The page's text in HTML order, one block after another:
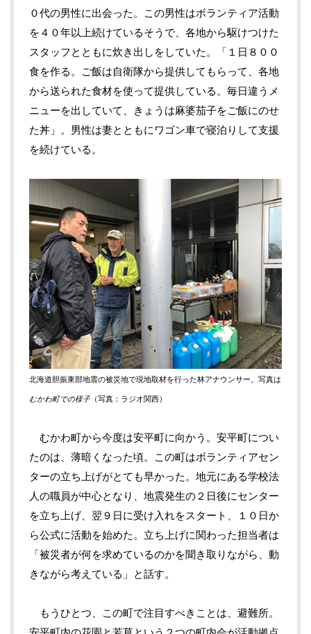
０代の男性に出会った。この男性はボランティア活動
を４０年以上続けているそうで、各地から駆けつけた
スタッフとともに炊き出しをしていた。「１日８００
食を作る。ご飯は自衛隊から提供してもらって、各地
から送られた食材を使って提供している。毎日違うメ
ニューを出していて、きょうは麻婆茄子をご飯にのせ
た丼」。男性は妻とともにワゴン車で寝泊りして支援
を続けている。
北海道胆振東部地震の被災地で現地取材を行った林アナウンサー。写真は
むかわ町での様子 （写真：ラジオ関西）
むかわ町から今度は安平町に向かう。安平町につい
たのは、薄暗くなった頃。この町はボランティアセン
ターの立ち上げがとても早かった。地元にある学校法
人の職員が中心となり、地震発生の２日後にセンター
を立ち上げ、翌９日に受け入れをスタート、１０日か
ら公式に活動を始めた。立ち上げに関わった担当者は
「被災者が何を求めているのかを聞き取りながら、動
きながら考えている」と話す。
もうひとつ、この町で注目すべきことは、避難所。